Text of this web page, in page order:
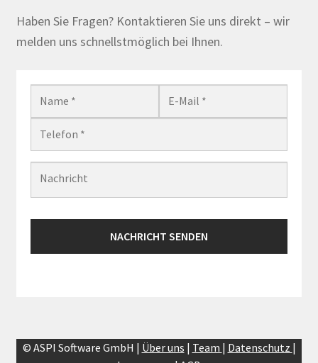
Haben Sie Fragen? Kontaktieren Sie uns direkt – wir
melden uns schnellstmöglich bei Ihnen.
© ASPI Software GmbH | Über uns | Team | Datenschutz |